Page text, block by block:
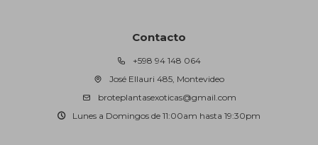
Contacto
+598 94 148 064
José Ellauri 485, Montevideo
broteplantasexoticas@gmail.com
Lunes a Domingos de 11:00am hasta 19:30pm